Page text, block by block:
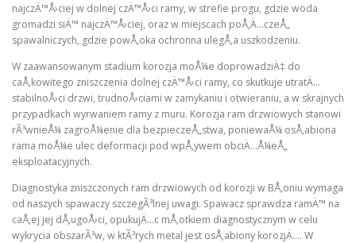
najczÄ™Å›ciej w dolnej czÄ™Å›ci ramy, w strefie progu, gdzie woda
gromadzi siÄ™ najczÄ™Å›ciej, oraz w miejscach poÅ‚Ä…czeÅ„
spawalniczych, gdzie powÅ‚oka ochronna ulegÅ‚a uszkodzeniu.
W zaawansowanym stadium korozja moÅ¼e doprowadziÄ‡ do
caÅ‚kowitego zniszczenia dolnej czÄ™Å›ci ramy, co skutkuje utratÄ…
stabilnoÅ›ci drzwi, trudnoÅ›ciami w zamykaniu i otwieraniu, a w skrajnych
przypadkach wyrwaniem ramy z muru. Korozja ram drzwiowych stanowi
rÃ³wnieÅ¼ zagroÅ¼enie dla bezpieczeÅ„stwa, poniewaÅ¼ osÅ‚abiona
rama moÅ¼e ulec deformacji pod wpÅ‚ywem obciÄ…Å¼eÅ„
eksploatacyjnych.
Diagnostyka zniszczonych ram drzwiowych od korozji w BÅ‚oniu wymaga
od naszych spawaczy szczegÃ³lnej uwagi. Spawacz sprawdza ramÄ™ na
caÅ‚ej jej dÅ‚ugoÅ›ci, opukujÄ…c mÅ‚otkiem diagnostycznym w celu
wykrycia obszarÃ³w, w ktÃ³rych metal jest osÅ‚abiony korozjÄ…. W